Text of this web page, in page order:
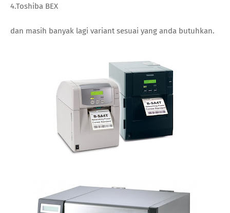
4.Toshiba BEX
dan masih banyak lagi variant sesuai yang anda butuhkan.